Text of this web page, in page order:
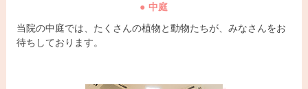
中庭
当院の中庭では、たくさんの植物と動物たちが、みなさんをお
待ちしております。